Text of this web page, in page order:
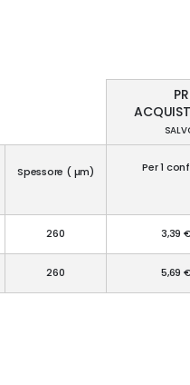
Spessore ( µm) Per 1
260 3,39
260 5,69